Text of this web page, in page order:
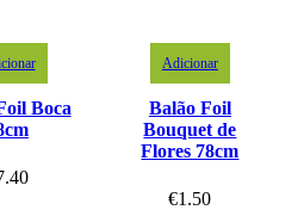
Boca
Adicionar
Balão Foil
Bouquet de
Flores 78cm
€1.50